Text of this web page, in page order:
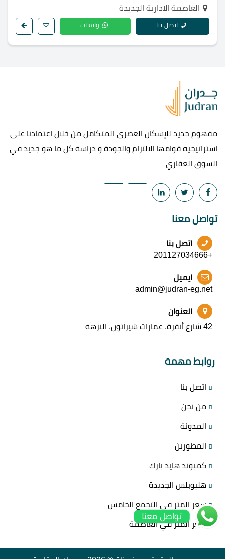
العاصمة الادارية الجديدة
اتصل بنا واتساب
مفهوم جديد للإسكان العصرى المتكامل من خلال اعتمادنا على
استراتيجيه قوامها الالتزام والجودة و دراسة كل ما هو جديد في
السوق العقاري
تواصل معنا
اتصل بنا
+201127034666
ايميل
admin@judran-eg.net
العنوان
42 شارع أنقرة, عمارات شيراتون, النزهة
روابط مهمة
اتصل بنا
من نحن
المدونة
المطورين
كمبوند هايد بارك
هليوبلس الجديدة
سعر المتر في التجمع الخامس
سعر المتر في العاصمة
تواصل معنا